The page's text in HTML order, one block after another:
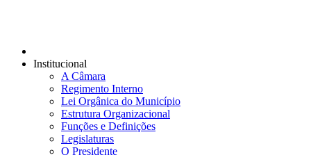
Institucional
A Câmara
Regimento Interno
Lei Orgânica do Município
Estrutura Organizacional
Funções e Definições
Legislaturas
O Presidente